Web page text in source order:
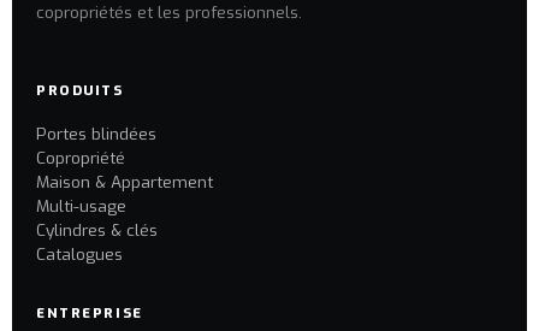
copropriétés et les professionnels.
PRODUITS
Portes blindées
Copropriété
Maison & Appartement
Multi-usage
Cylindres & clés
Catalogues
ENTREPRISE